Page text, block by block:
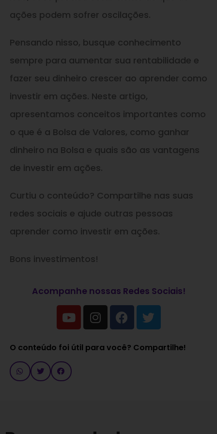
ações podem sofrer oscilações.
Pensando nisso, busque conhecimento
sempre para aumentar sua rentabilidade e
fazer seu dinheiro crescer ao aprender como
investir em ações. Neste artigo,
apresentamos conceitos importantes como
o que é a Bolsa de Valores, como ganhar
dinheiro na Bolsa e quais são as vantagens
de investir em ações.
Curtiu o conteúdo? Compartilhe nas suas
redes sociais e ajude outras pessoas
aprender como investir em ações.
Bons investimentos!
Acompanhe nossas Redes Sociais!
O conteúdo foi útil para você? Compartilhe!